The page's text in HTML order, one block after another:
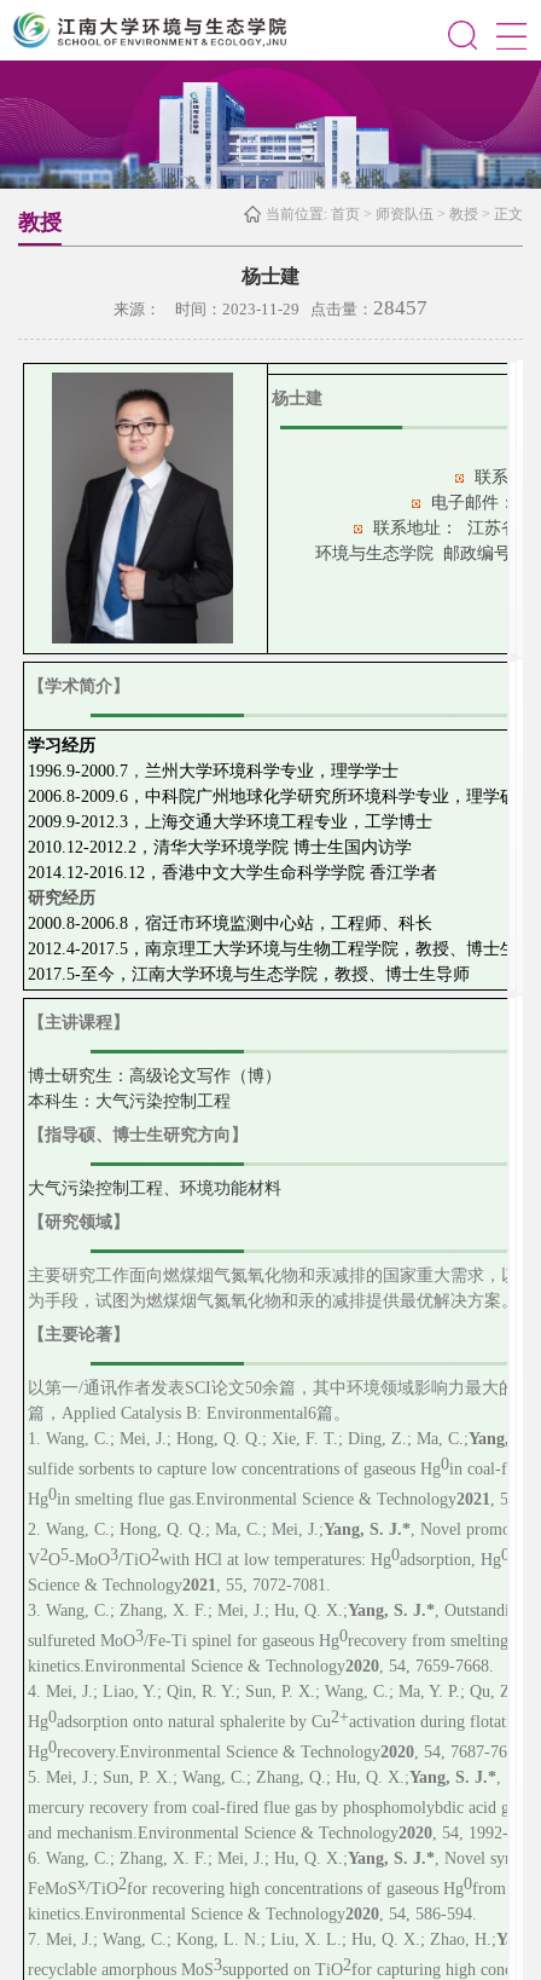
当前位置: 首页 > 师资队伍 > 教授 > 正文
教授
杨士建
来源： 时间：2023-11-29 点击量： 28457
杨士建
联系电
电子邮件：
联系地址：
江苏省无
环境与生态学院 邮政编号：
【学术简介】
学习经历
1996.9-2000.7 ， 兰州大学环境科学专业，理学学士
2006.8-2009.6，中科院广州地球化学研究所环境科学专业，理学硕士
2009.9-2012.3，上海交通大学环境工程专业，工学博士
2010.12-2012.2，清华大学环境学院 博士生国内访学
2014.12-2016.12，香港中文大学生命科学学院 香江学者
研究经历
2000.8-2006.8，宿迁市环境监测中心站，工程师、科长
2012.4-2017.5，南京理工大学环境与生物工程学院，教授、博士生导
2017.5-至今，江南大学环境与生态学院，教授、博士生导师
【主讲课程】
博士研究生：高级论文写作（博）
本科生：大气污染控制工程
【指导硕、博士生研究方向】
大气污染控制工程、环境功能材料
【研究领域】
主要研究工作面向燃煤烟气氮氧化物和汞减排的国家重大需求，以
为手段，试图为燃煤烟气氮氧化物和汞的减排提供最优解决方案。
【主要论著】
以第一/通讯作者发表SCI论文50余篇，其中环境领域影响力最大的期
篇， Applied Catalysis B: Environmental6篇。
1. Wang , C.; Mei, J.; Hong, Q. Q.; Xie, F. T.; Ding, Z.; Ma, C.;Yang, S.
sulfide sorbents to capture low concentrations of gaseous Hg0in coal-fired
Hg0in smelting flue gas. Environmental Science & Technology2021
, 55,
2 . Wang, C.; Hong, Q. Q.; Ma, C.; Mei, J.;Yang, S. J.* , Novel
V2O5-MoO3/TiO2with HCl at low temperatures: Hg0adsorption, Hg0
Science & Technology2021
, 55, 7072-7081.
3. Wang, C.; Zhang, X. F.; Mei, J.; Hu, Q. X.;Yang, S. J.* , Outstanding
sulfureted MoO3/Fe-Ti spinel for gaseous Hg0recovery from smelting
kinetics. Environmental Science & Technology2020 , 54, 7659-7668.
4. Mei, J.; Liao, Y.; Qin, R. Y.; Sun, P. X.; Wang, C.; Ma, Y. P.; Qu, Z.*;
Hg0adsorption onto natural sphalerite by Cu2+activation during flotation:
Hg0recovery. Environmental Science & Technology2020 , 54, 7687-7696.
5. Mei, J.; Sun, P. X.; Wang, C.; Zhang, Q.; Hu, Q. X.;Yang, S. J.*
mercury recovery from coal-fired flue gas by phosphomolybdic acid
and mechanism. Environmental Science & Technology2020 , 54, 1992-
6. Wang, C.; Zhang, X. F.; Mei, J.; Hu, Q. X.;Yang, S. J.* , Novel
FeMoSx/TiO2for recovering high concentrations of gaseous Hg0from
kinetics. Environmental Science & Technology2020 , 54, 586-594.
7. Mei, J.; Wang, C.; Kong, L. N.; Liu, X. L.; Hu, Q. X.; Zhao, H.;
recyclable amorphous MoS3supported on TiO2for capturing high